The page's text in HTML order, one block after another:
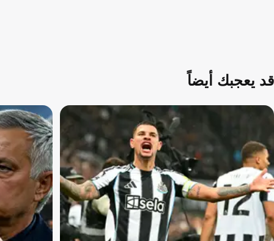
قد يعجبك أيضاً